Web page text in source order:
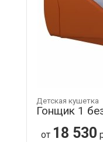
Детская кушетка
Гонщик 1
от 18 530